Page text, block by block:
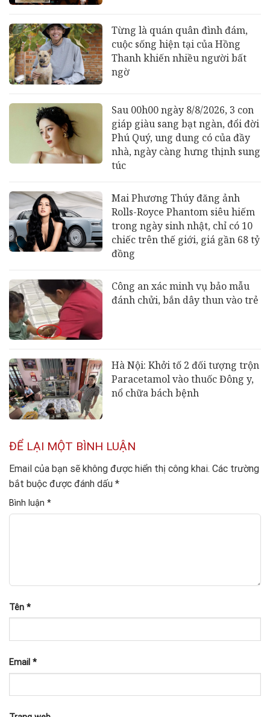
Từng là quán quân đình đám,
cuộc sống hiện tại của Hồng
Thanh khiến nhiều người bất
ngờ
Sau 00h00 ngày 8/8/2026, 3 con
giáp giàu sang bạt ngàn, đổi đời
Phú Quý, ung dung có của đầy
nhà, ngày càng hưng thịnh sung
túc
Mai Phương Thúy đăng ảnh
Rolls-Royce Phantom siêu hiếm
trong ngày sinh nhật, chỉ có 10
chiếc trên thế giới, giá gần 68 tỷ
đồng
Công an xác minh vụ bảo mẫu
đánh chửi, bắn dây thun vào trẻ
Hà Nội: Khởi tố 2 đối tượng trộn
Paracetamol vào thuốc Đông y,
nổ chữa bách bệnh
ĐỂ LẠI MỘT BÌNH LUẬN
Email của bạn sẽ không được hiển thị công khai. Các trường
bắt buộc được đánh dấu *
Bình luận *
Tên *
Email *